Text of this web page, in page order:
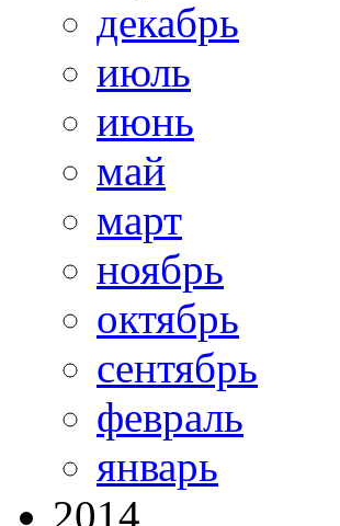
декабрь
июль
июнь
май
март
ноябрь
октябрь
сентябрь
февраль
январь
2014